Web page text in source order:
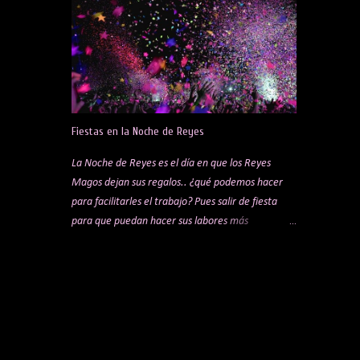
ideal es apostar por un sitio tranquilo, donde el
ambiente invite a conversar sin tener que alzar la
voz. Sabemos que es una elección muy personal;
para gustos, colores, pero si te has quedado sin
ideas, aquí tienes algunas sugerencias que
sitio, hay tres cosas clave que pueden mejorar
muchísimo la experiencia: Un buen perfume: Love
Me de Tous para ella y Scalpers The Club para él
Ropa adecuada (ni demasiado formal ni
demasiado descuidado) Detalles básicos (aliento,
Fiestas en la Noche de Reyes
La Noche de Reyes es el día en que los Reyes
Magos dejan sus regalos.. ¿qué podemos hacer
para facilitarles el trabajo? Pues salir de fiesta
para que puedan hacer sus labores más